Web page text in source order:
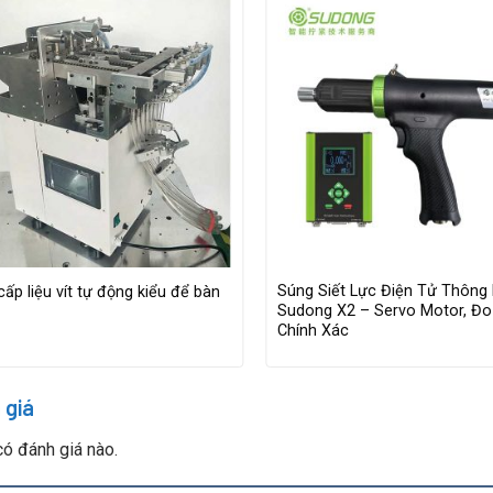
liệu vít tự động kiểu để bàn
Súng Siết Lực Điện Tử Thông
Sudong X2 – Servo Motor,
Chính Xác
đánh giá nào.